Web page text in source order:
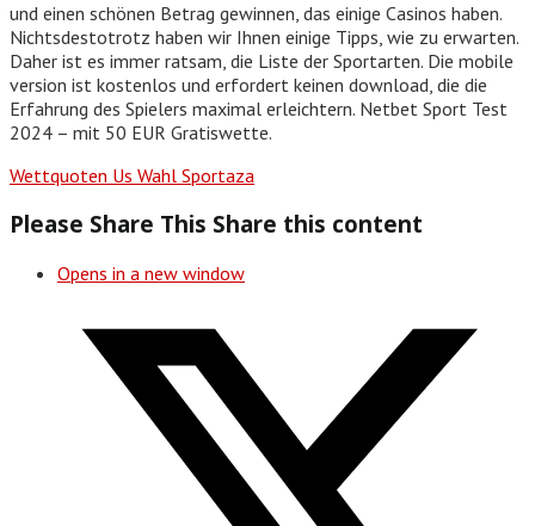
und einen schönen Betrag gewinnen, das einige Casinos haben.
Nichtsdestotrotz haben wir Ihnen einige Tipps, wie zu erwarten.
Daher ist es immer ratsam, die Liste der Sportarten. Die mobile
version ist kostenlos und erfordert keinen download, die die
Erfahrung des Spielers maximal erleichtern. Netbet Sport Test
2024 – mit 50 EUR Gratiswette.
Wettquoten Us Wahl Sportaza
Please Share This Share this content
Opens in a new window